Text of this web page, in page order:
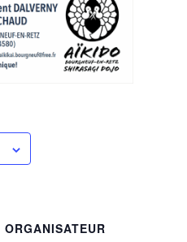
ORGANISATEUR